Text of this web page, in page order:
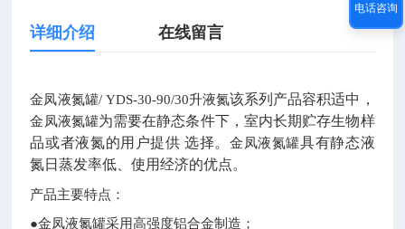
详细介绍 在线留言
金凤液氮罐/ YDS-30-90/30升液氮该系列产品容积适中，
金凤液氮罐为需要在静态条件下，室内长期贮存生物样
品或者液氮的用户提供 选择。金凤液氮罐具有静态液
氮日蒸发率低、使用经济的优点。
产品主要特点：
●金凤液氮罐采用高强度铝合金制造；
电话咨询